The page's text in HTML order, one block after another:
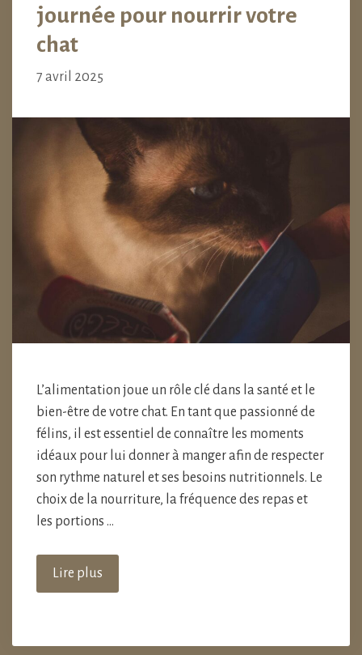
journée pour nourrir votre
chat
7 avril 2025
L’alimentation joue un rôle clé dans la santé et le
bien-être de votre chat. En tant que passionné de
félins, il est essentiel de connaître les moments
idéaux pour lui donner à manger afin de respecter
son rythme naturel et ses besoins nutritionnels. Le
choix de la nourriture, la fréquence des repas et
les portions …
Lire plus